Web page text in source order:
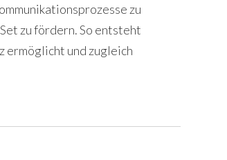
zu
zu fördern. So entsteht
ermöglicht und zugleich